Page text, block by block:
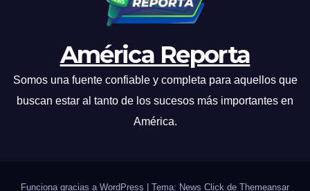
América Reporta
Somos una fuente confiable y completa para aquellos que
buscan estar al tanto de los sucesos más importantes en
América.
Funciona gracias a WordPress Tema: News Click de Themeansar